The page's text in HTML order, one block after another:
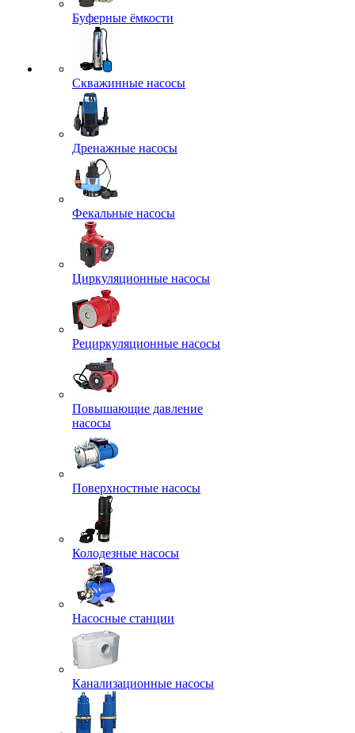
Буферные ёмкости
Скважинные насосы
Дренажные насосы
Фекальные насосы
Циркуляционные насосы
Рециркуляционные насосы
Повышающие давление
насосы
Поверхностные насосы
Колодезные насосы
Насосные станции
Канализационные насосы